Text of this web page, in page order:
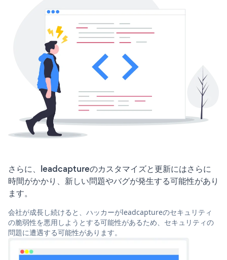
さらに、leadcaptureのカスタマイズと更新にはさらに
時間がかかり、新しい問題やバグが発生する可能性があり
ます。
会社が成長し続けると、ハッカーがleadcaptureのセキュリティ
の脆弱性を悪用しようとする可能性があるため、セキュリティの
問題に遭遇する可能性があります。